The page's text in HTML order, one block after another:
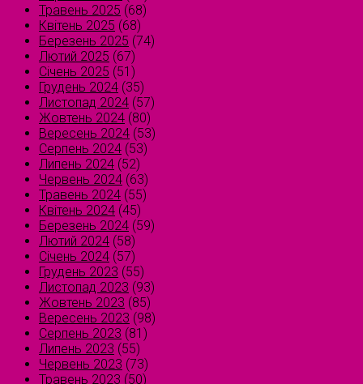
Травень 2025 (68)
Квітень 2025 (68)
Березень 2025 (74)
Лютий 2025 (67)
Січень 2025 (51)
Грудень 2024 (35)
Листопад 2024 (57)
Жовтень 2024 (80)
Вересень 2024 (53)
Серпень 2024 (53)
Липень 2024 (52)
Червень 2024 (63)
Травень 2024 (55)
Квітень 2024 (45)
Березень 2024 (59)
Лютий 2024 (58)
Січень 2024 (57)
Грудень 2023 (55)
Листопад 2023 (93)
Жовтень 2023 (85)
Вересень 2023 (98)
Серпень 2023 (81)
Липень 2023 (55)
Червень 2023 (73)
Травень 2023 (50)